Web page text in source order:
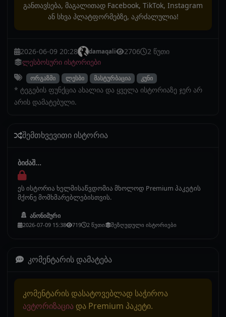
განთავსება, მაგალითად Facebook, TikTok, Instagram
ან სხვა პლატფორმებზე, აკრძალულია!
2026-06-09 20:28 damaqali 2706
2 წუთი
ლესბოსური ისტორიები
ორგაზმი ლესბი მასტურბაცია კუნი
* ტეგების ფუნქცია ახალია და ყველა ისტორიაზე ჯერ არ
არის დამატებული.
შემთხვევითი ისტორია
ბიძაშ...
ეს ისტორია ხელმისაწვდომია მხოლოდ Premium პაკეტის
მქონე მომხმარებლებისთვის.
ანონიმური
2026-07-09 15:38 719 2 წუთი შეზღუდული ისტორიები
კომენტარის დამატება
კომენტარის დასატოვებლად საჭიროა
ავტორიზაცია და Premium პაკეტი.